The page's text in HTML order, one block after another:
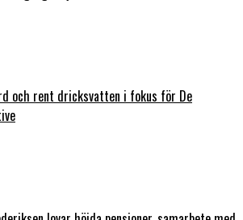
och rent dricksvatten i fokus för De